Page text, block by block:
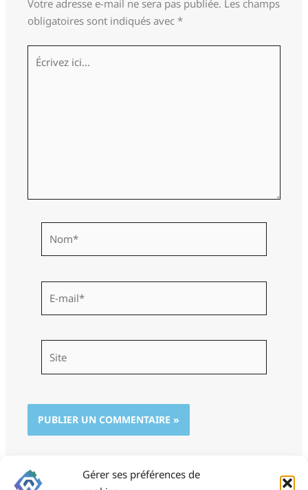
Gérer ses préférences de
Votre adresse e-mail ne sera pas publiée. Les champs
obligatoires sont indiqués avec*
Écrivez
ici…
mail*